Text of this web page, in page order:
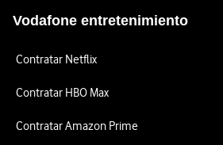
Vodafone entretenimiento
Contratar Netflix
Contratar HBO Max
Contratar Amazon Prime